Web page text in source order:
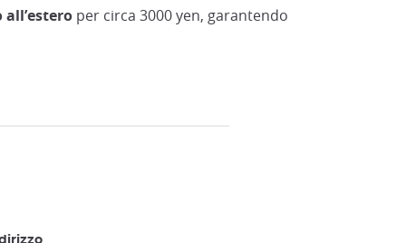
all’estero per circa 3000 yen, garantendo